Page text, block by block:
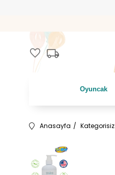
favorite local_shipping
Oyuncak
Anasayfa Kategorisiz